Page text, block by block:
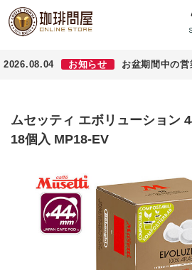
2026.08.04 お知らせ お盆期間中の
ムセッティ エボリューション
18個入 MP18-EV